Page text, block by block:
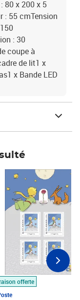
80 x 200 x 5
: 55 cmTension
: 30
coupe à
de lit1 x
x Bande LED
offerte
7,50€